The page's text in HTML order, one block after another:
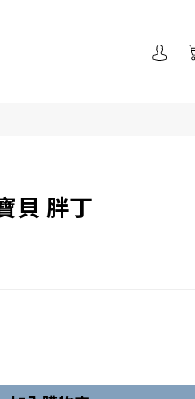
貝 胖丁